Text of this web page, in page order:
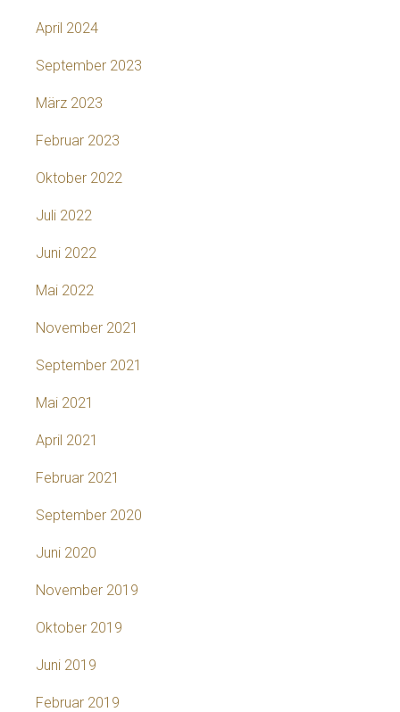
April 2024
September 2023
März 2023
Februar 2023
Oktober 2022
Juli 2022
Juni 2022
Mai 2022
November 2021
September 2021
Mai 2021
April 2021
Februar 2021
September 2020
Juni 2020
November 2019
Oktober 2019
Juni 2019
Februar 2019